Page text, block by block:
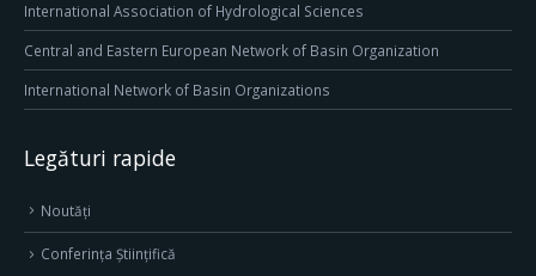
International Association of Hydrological Sciences
Central and Eastern European Network of Basin Organization
International Network of Basin Organizations
Legături rapide
Noutăți
Conferința Științifică